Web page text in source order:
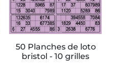
50 Planches de loto
bristol - 10 grilles